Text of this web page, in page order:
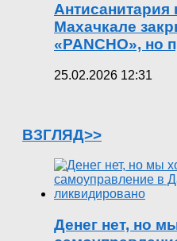
Антисанитария
Махачкале
«PANCHO», но
25.02.2026 12:31
ВЗГЛЯД>>
Денег нет, но